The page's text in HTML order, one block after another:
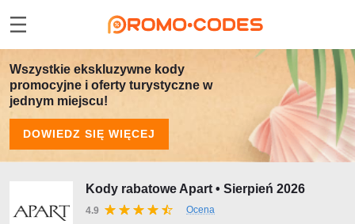
Wszystkie ekskluzywne kody
promocyjne i oferty turystyczne w
jednym miejscu!
DOWIEDZ SIĘ WIĘCEJ
Kody rabatowe Apart • Sierpień 2026
4.9
Ocena